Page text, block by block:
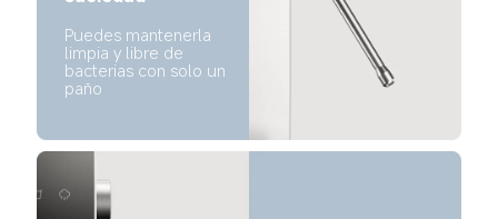
Puedes mantenerla
limpia y libre de
bacterias con solo un
paño